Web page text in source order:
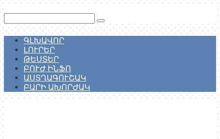
контенту
ԳԼԽԱՎՈՐ
ԼՈՒՐԵՐ
ԹԵՍՏԵՐ
ԲՈՒԺ ԻՆՖՈ
ԱՍՏՂԱԳՈՒՇԱԿ
ԲԱՐԻ ԱԽՈՐԺԱԿ